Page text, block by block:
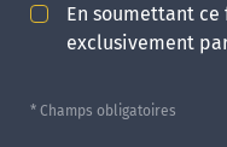
En soumettant
exclusivement
* Champs obligatoires
l'IMO & la
en